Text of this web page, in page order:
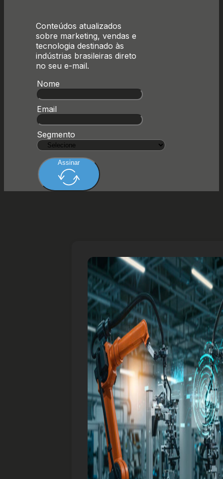
Conteúdos atualizados
sobre marketing, vendas e
tecnologia destinado às
indústrias brasileiras direto
no seu e-mail.
Nome
Email
Segmento
Assinar